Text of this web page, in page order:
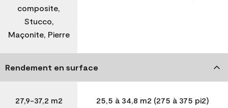
composite,
Stucco,
Maçonite, Pierre
Rendement en surface
27,9-37,2 m2
25,5 à 34,8 m2 (275 à 375 pi2)